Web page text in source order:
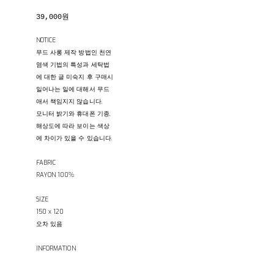
39,000원
NOTICE
무드 사롱 제작 방법인 천연
염색 기법의 특성과 세탁법
에 대한 글 미숙지 후 구매시
일어나는 일에 대해서 무드
애서 책임지지 않습니다.
모니터 밝기와 휴대폰 기종,
해상도에 따라 보이는 색상
에 차이가 있을 수 있습니다.
FABRIC
RAYON 100%
SIZE
150 x 120
오차 있음
INFORMATION